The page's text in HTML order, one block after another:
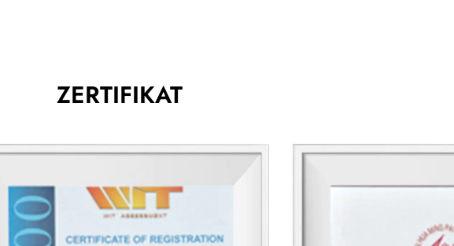
Trotz der harten und langlebigen Borsten ist dieser Pinsel leicht und leicht zu
empfindliche Arbeiten macht.
Hochwertige Stahlborsten
Die Bürste verfügt über starke, steife Drahtborsten, die eine hervorragende
ZERTIFIKAT